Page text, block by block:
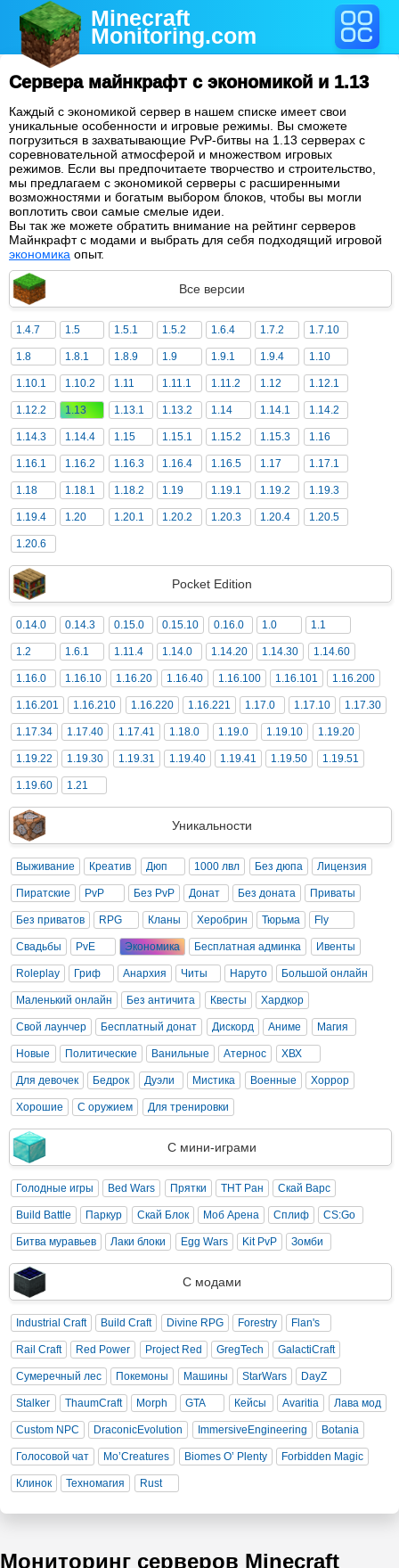
Minecraft
Monitoring.com
Сервера майнкрафт с экономикой и 1.13
Каждый с экономикой сервер в нашем списке имеет свои
уникальные особенности и игровые режимы. Вы сможете
погрузиться в захватывающие PvP-битвы на 1.13 серверах с
соревновательной атмосферой и множеством игровых
режимов. Если вы предпочитаете творчество и строительство,
мы предлагаем с экономикой серверы с расширенными
возможностями и богатым выбором блоков, чтобы вы могли
воплотить свои самые смелые идеи.
Вы так же можете обратить внимание на рейтинг серверов
Майнкрафт с модами и выбрать для себя подходящий игровой
экономика опыт.
Все версии
1.4.7 1.5 1.5.1 1.5.2 1.6.4 1.7.2 1.7.10
1.8 1.8.1 1.8.9 1.9 1.9.1 1.9.4 1.10
1.10.1 1.10.2 1.11 1.11.1 1.11.2 1.12 1.12.1
1.12.2 1.13 1.13.1 1.13.2 1.14 1.14.1 1.14.2
1.14.3 1.14.4 1.15 1.15.1 1.15.2 1.15.3 1.16
1.16.1 1.16.2 1.16.3 1.16.4 1.16.5 1.17 1.17.1
1.18 1.18.1 1.18.2 1.19 1.19.1 1.19.2 1.19.3
1.19.4 1.20 1.20.1 1.20.2 1.20.3 1.20.4 1.20.5
1.20.6
Pocket Edition
0.14.0 0.14.3 0.15.0 0.15.10 0.16.0 1.0 1.1
1.2 1.6.1 1.11.4 1.14.0 1.14.20 1.14.30 1.14.60
1.16.0 1.16.10 1.16.20 1.16.40 1.16.100 1.16.101 1.16.200
1.16.201 1.16.210 1.16.220 1.16.221 1.17.0 1.17.10 1.17.30
1.17.34 1.17.40 1.17.41 1.18.0 1.19.0 1.19.10 1.19.20
1.19.22 1.19.30 1.19.31 1.19.40 1.19.41 1.19.50 1.19.51
1.19.60 1.21
Уникальности
Выживание Креатив Дюп 1000 лвл Без дюпа Лицензия
Пиратские PvP Без PvP Донат Без доната Приваты
Без приватов RPG Кланы Херобрин Тюрьма Fly
Свадьбы PvE Экономика Бесплатная админка Ивенты
Roleplay Гриф Анархия Читы Наруто Большой онлайн
Маленький онлайн Без античита Квесты Хардкор
Свой лаунчер Бесплатный донат Дискорд Аниме Магия
Новые Политические Ванильные Атернос ХВХ
Для девочек Бедрок Дуэли Мистика Военные Хоррор
Хорошие С оружием Для тренировки
С мини-играми
Голодные игры Bed Wars Прятки ТНТ Ран Скай Варс
Build Battle Паркур Скай Блок Моб Арена Сплиф CS:Go
Битва муравьев Лаки блоки Egg Wars Kit PvP Зомби
С модами
Industrial Craft Build Craft Divine RPG Forestry Flan's
Rail Craft Red Power Project Red GregTech GalactiCraft
Сумеречный лес Покемоны Машины StarWars DayZ
Stalker ThaumCraft Morph GTA Кейсы Avaritia Лава мод
Custom NPC DraconicEvolution ImmersiveEngineering Botania
Голосовой чат Mo’Creatures Biomes O’ Plenty Forbidden Magic
Клинок Техномагия Rust
Мониторинг серверов Minecraft